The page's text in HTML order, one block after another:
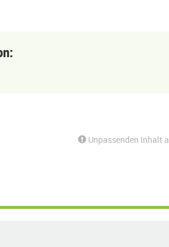
Unpassenden Inhalt